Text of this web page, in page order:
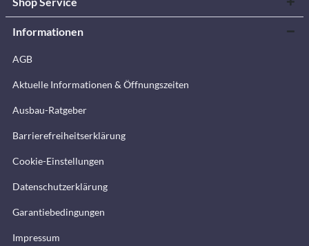
Informationen
AGB
Aktuelle Informationen & Öffnungszeiten
Ausbau-Ratgeber
Barrierefreiheitserklärung
Cookie-Einstellungen
Datenschutzerklärung
Garantiebedingungen
Impressum